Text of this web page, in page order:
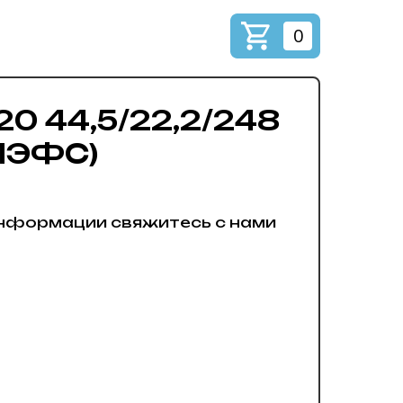
0
44,5/22,2/248
свяжитесь с нами